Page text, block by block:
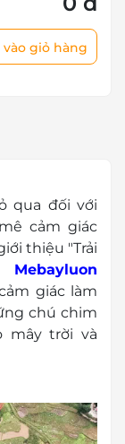
vào giỏ hàng
qua đối với
cảm giác
thiệu "Trải
Mebayluon
giác làm
chúchim
mây trời và